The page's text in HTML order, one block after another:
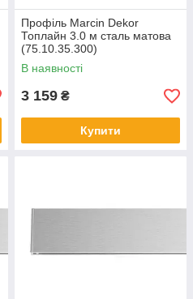
Профіль Marcin Dekor
Топлайн 3.0 м сталь матова
(75.10.35.300)
В наявності
3 159 ₴
Купити